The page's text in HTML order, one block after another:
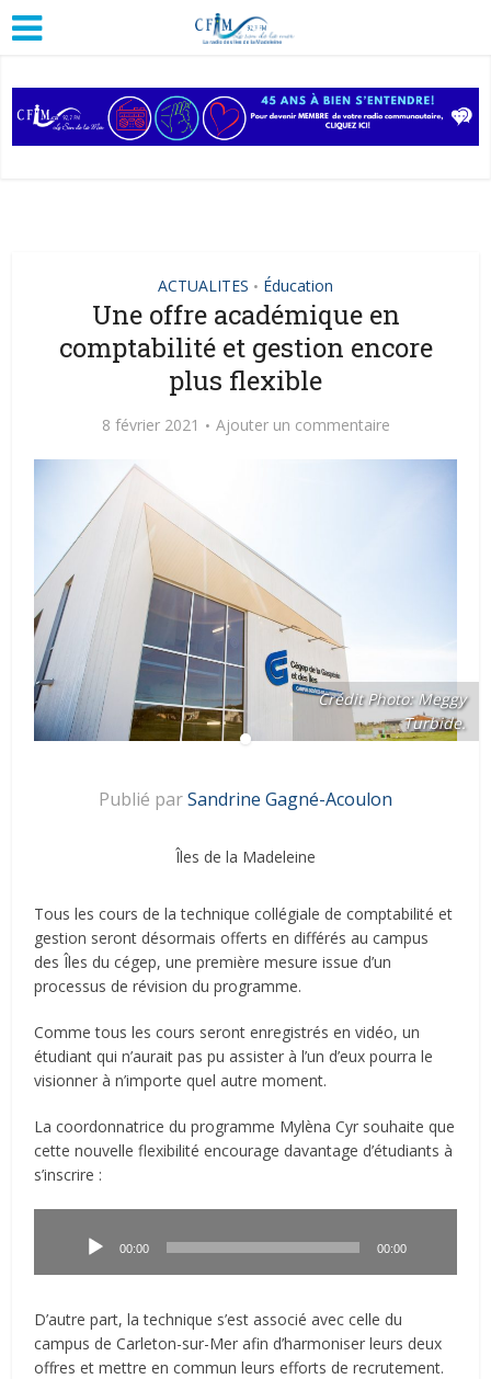
ACTUALITES • Éducation
Une offre académique en
comptabilité et gestion encore
plus flexible
8 février 2021 Ajouter un commentaire
Crédit Photo: Meggy
Turbide.
Publié parSandrine Gagné-Acoulon
Îles de la Madeleine
Tous les cours de la technique collégiale de comptabilité et
gestion seront désormais offerts en différés au campus
des Îles du cégep, une première mesure issue d’un
processus de révision du programme.
Comme tous les cours seront enregistrés en vidéo, un
étudiant qui n’aurait pas pu assister à l’un d’eux pourra le
visionner à n’importe quel autre moment.
La coordonnatrice du programme Mylèna Cyr souhaite que
cette nouvelle flexibilité encourage davantage d’étudiants à
s’inscrire :
00:00 00:00
D’autre part, la technique s’est associé avec celle du
campus de Carleton-sur-Mer afin d’harmoniser leurs deux
offres et mettre en commun leurs efforts de recrutement.